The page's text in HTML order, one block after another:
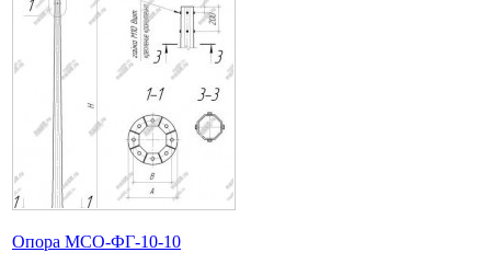
Опора МCО-ФГ-10-10